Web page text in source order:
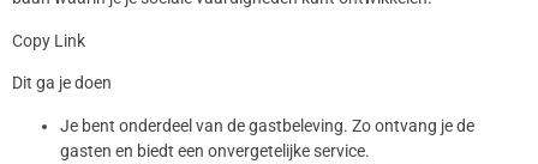
Copy Link
Dit ga je doen
Je bent onderdeel van de gastbeleving. Zo ontvang je de
gasten en biedt een onvergetelijke service.